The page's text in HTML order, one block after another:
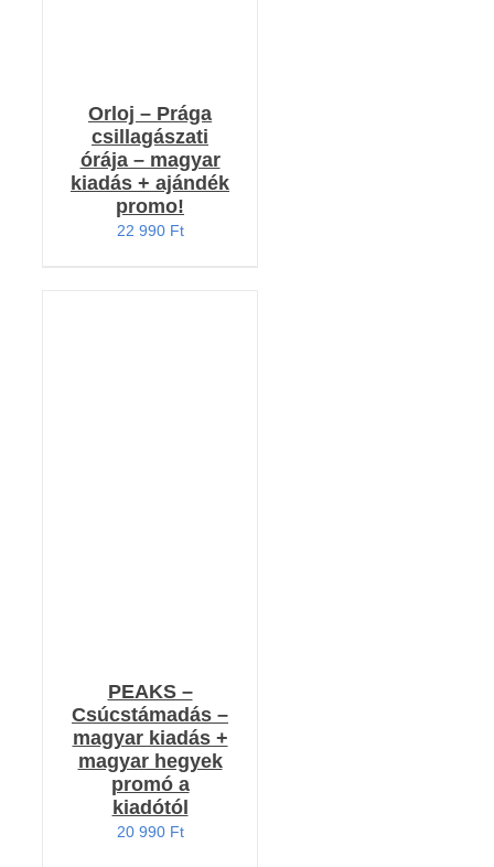
Orloj – Prága
csillagászati
órája – magyar
kiadás + ajándék
promo!
22 990 Ft
PEAKS –
Csúcstámadás –
magyar kiadás +
magyar hegyek
promó a
kiadótól
20 990 Ft